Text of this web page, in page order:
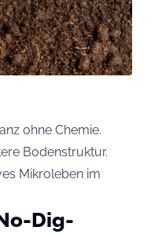
ohne Chemie.
Bodenstruktur.
Mikroleben im
Dig-